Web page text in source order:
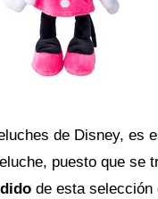
de Disney, es
puesto que se
de esta selección